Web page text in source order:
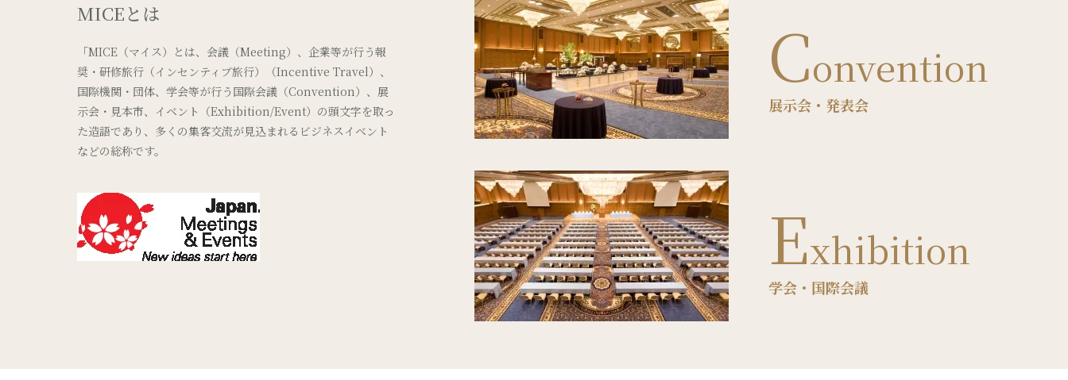
MICEとは
「MICE（マイス）とは、会議（Meeting）、企業等が行う報
奨・研修旅行（インセンティブ旅行）（Incentive Travel）、
国際機関・団体、学会等が行う国際会議（Convention）、展
示会・見本市、イベント（Exhibition/Event）の頭文字を取っ
た造語であり、多くの集客交流が見込まれるビジネスイベント
などの総称です。
Convention
展示会・発表会
Exhibition
学会・国際会議